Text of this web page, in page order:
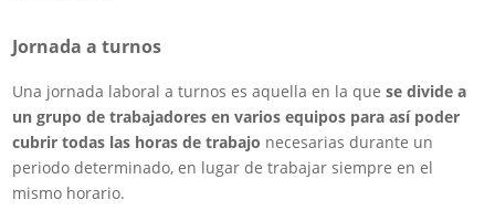
Jornada a turnos
Una jornada laboral a turnos es aquella en la quese divide a
un grupo de trabajadores en varios equipos para así poder
cubrir todas las horas de trabajo necesarias durante un
periodo determinado, en lugar de trabajar siempre en el
mismo horario.